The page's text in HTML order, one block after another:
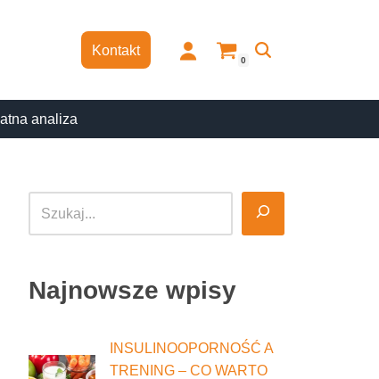
Kontakt
0
analiza
Najnowsze wpisy
INSULINOOPORNOŚĆ A
TRENING – CO WARTO